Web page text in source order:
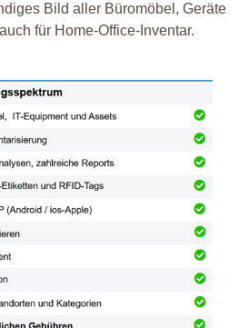
Bild aller Büromöbel, Geräte
für Home-Office-Inventar.